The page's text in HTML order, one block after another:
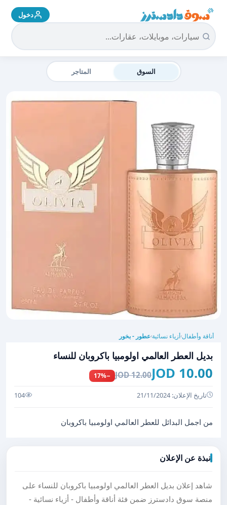
سوق دادسترز الرئيسية دخول
السوق المتاجر
أناقة وأطفال›أزياء نسائية›عطور - بخور
بديل العطر العالمي اولومبيا باكروبان للنساء
10.00 JOD
12.00 JOD
−17%
تاريخ الإعلان: 21/11/2024 104
من اجمل البدائل للعطر العالمي اولومبيا باكروبان
نبذة عن الإعلان
شاهد إعلان بديل العطر العالمي اولومبيا باكروبان للنساء على
منصة سوق دادسترز ضمن فئة أناقة وأطفال - أزياء نسائية -